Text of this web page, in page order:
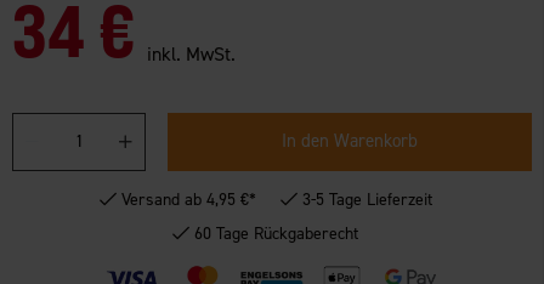
34 € inkl. MwSt.
In den Warenkorb
Versand ab 4,95 €*
3-5 Tage Lieferzeit
60 Tage Rückgaberecht